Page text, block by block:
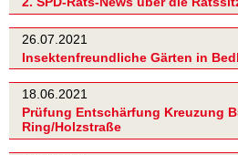
26.07.2021
Insektenfreundliche Gärten in
18.06.2021
Prüfung Entschärfung Kreuzung
Ring/Holzstraße